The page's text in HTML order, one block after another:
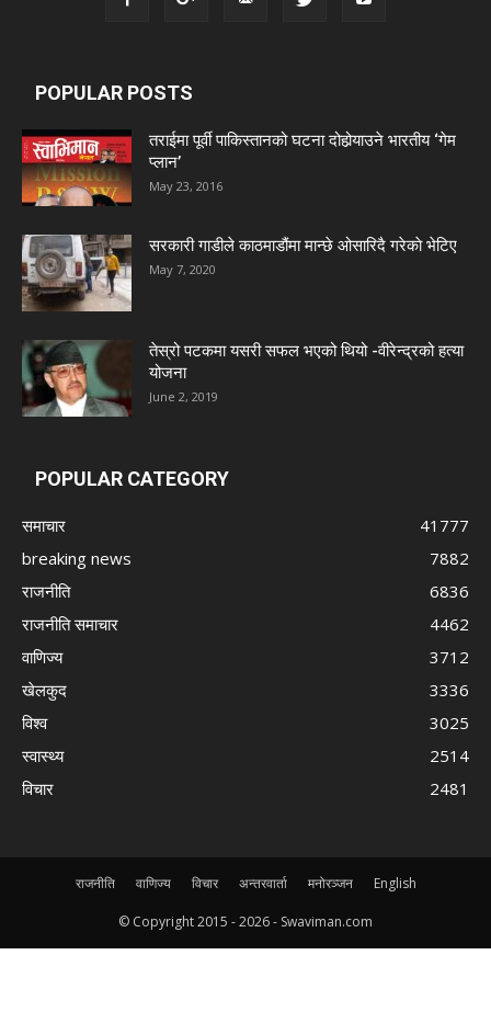
POPULAR POSTS
तराईमा पूर्वी पाकिस्तानको घटना दोहोर्‍याउने भारतीय ‘गेम
प्लान’
May 23, 2016
सरकारी गाडीले काठमाडौंमा मान्छे ओसारिदै गरेकाे भेटिए
May 7, 2020
तेस्रो पटकमा यसरी सफल भएको थियो -वीरेन्द्रको हत्या
योजना
June 2, 2019
POPULAR CATEGORY
समाचार
41777
breaking news
7882
राजनीति
6836
राजनीति समाचार
4462
वाणिज्य
3712
खेलकुद
3336
विश्व
3025
स्वास्थ्य
2514
विचार
2481
राजनीति वाणिज्य विचार अन्तरवार्ता मनोरञ्जन English
© Copyright 2015 -2026 - Swaviman.com